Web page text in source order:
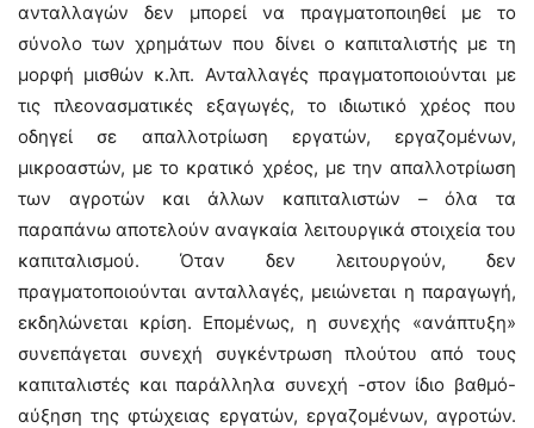
ανταλλαγών δεν μπορεί να πραγματοποιηθεί με το
σύνολο των χρημάτων που δίνει ο καπιταλιστής με τη
μορφή μισθών κ.λπ. Ανταλλαγές πραγματοποιούνται με
τις πλεονασματικές εξαγωγές, το ιδιωτικό χρέος που
οδηγεί σε απαλλοτρίωση εργατών, εργαζομένων,
μικροαστών, με το κρατικό χρέος, με την απαλλοτρίωση
των αγροτών και άλλων καπιταλιστών – όλα τα
παραπάνω αποτελούν αναγκαία λειτουργικά στοιχεία του
καπιταλισμού. Όταν δεν λειτουργούν, δεν
πραγματοποιούνται ανταλλαγές, μειώνεται η παραγωγή,
εκδηλώνεται κρίση. Επομένως, η συνεχής «ανάπτυξη»
συνεπάγεται συνεχή συγκέντρωση πλούτου από τους
καπιταλιστές και παράλληλα συνεχή -στον ίδιο βαθμό-
αύξηση της φτώχειας εργατών, εργαζομένων, αγροτών.